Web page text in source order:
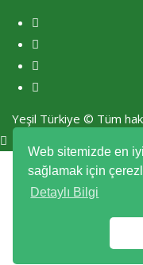
Web sitemizde en
sağlamak için
Detaylı Bilgi
Yeşil Türkiye © Tüm